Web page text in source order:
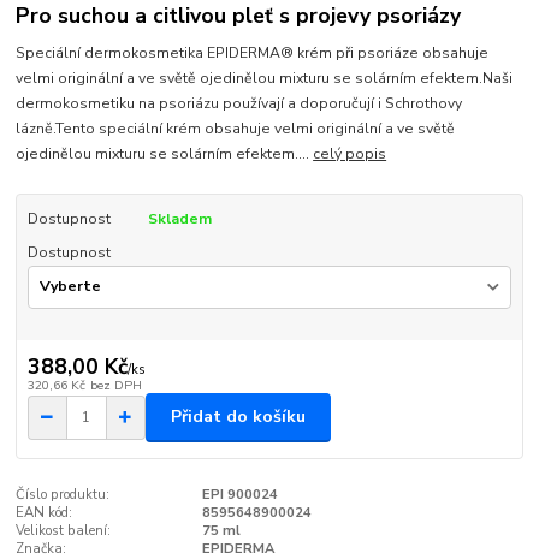
Pro suchou a citlivou pleť s projevy psoriázy
Speciální dermokosmetika EPIDERMA® krém při psoriáze obsahuje
velmi originální a ve světě ojedinělou mixturu se solárním efektem.Naši
dermokosmetiku na psoriázu používají a doporučují i Schrothovy
lázně.Tento speciální krém obsahuje velmi originální a ve světě
ojedinělou mixturu se solárním efektem.... celý popis
Dostupnost
Skladem
Dostupnost
388,00 Kč/ks
320,66 Kč bez DPH
Přidat do košíku
Číslo produktu:
EPI 900024
EAN kód:
8595648900024
Velikost balení:
75 ml
Značka:
EPIDERMA